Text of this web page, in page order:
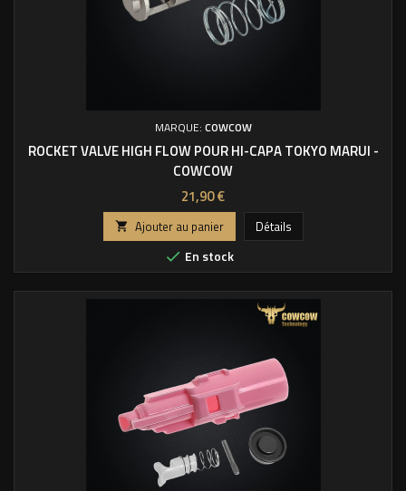
MARQUE: COWCOW
ROCKET VALVE HIGH FLOW POUR HI-CAPA TOKYO MARUI -
COWCOW
Prix
21,90 €
 Ajouter au panier
Détails
 En stock